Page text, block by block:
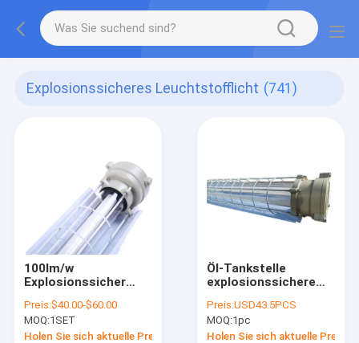
Explosionssicheres Leuchtstofflicht (741)
100lm/w
Explosionssicher
Licht
Preis:$40.00-$60.00
MOQ:1SET
Holen Sie sich aktuelle Preis
Öl-Tankstelle
explosionssichere
600mm 1200mm
900mm
Preis:USD43.5PCS
MOQ:1pc
Holen Sie sich aktuelle Preis